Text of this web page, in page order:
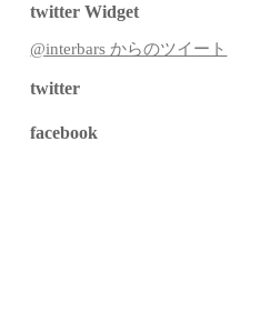
twitter Widget
@interbars からのツイート
twitter
facebook